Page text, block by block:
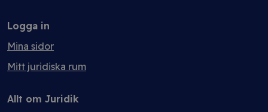
Logga in
Mina sidor
Mitt juridiska rum
Allt om Juridik